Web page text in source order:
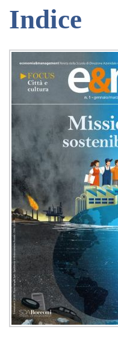
Indice